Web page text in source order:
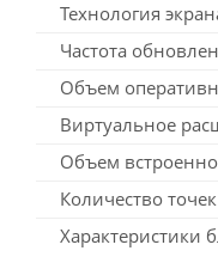
Технология
Частота
Объем
Виртуальное
Объем
Количество
Характеристики